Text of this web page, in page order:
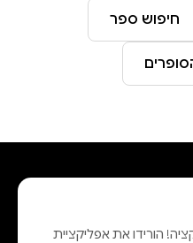
חיפוש ספר
הורידו את אפליקציית